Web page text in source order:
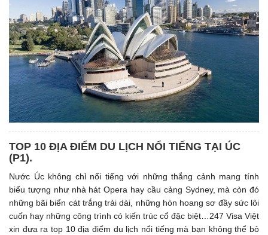
TOP 10 ĐỊA ĐIỂM DU LỊCH NỔI TIẾNG TẠI ÚC
(P1). ​
Nước Úc không chỉ nổi tiếng với những thắng cảnh mang tính
biểu tượng như nhà hát Opera hay cầu cảng Sydney, mà còn đó
những bãi biển cát trắng trải dài, những hòn hoang sơ đầy sức lôi
cuốn hay những công trình có kiến trúc cổ đặc biệt…247 Visa Việt
xin đưa ra top 10 địa điểm du lịch nổi tiếng mà bạn không thể bỏ